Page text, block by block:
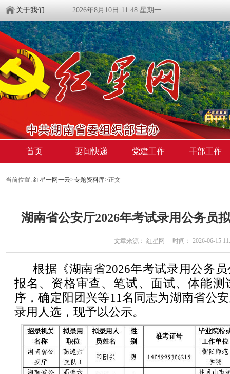
关于我们 2026年8月10日 11:48 星期一
首页 要闻快递 党建工作 干部工作
当前位置: 红星一网一云>专题资料库>正文
湖南省公安厅2026年考试录用公务员
文章来源： 红星网 时间： 2026-06-15
根据《湖南省2026年考试录用公务
报名、资格审查、笔试、面试、体能测
序，确定阳团兴等11名同志为湖南省公
录用人选，现予以公示。